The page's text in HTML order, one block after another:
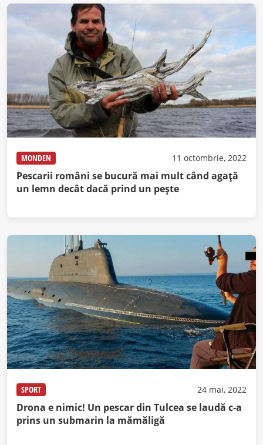
MONDEN 11 octombrie, 2022
Pescarii români se bucură mai mult când agață
un lemn decât dacă prind un pește
SPORT 24 mai, 2022
Drona e nimic! Un pescar din Tulcea se laudă c-a
prins un submarin la mămăligă